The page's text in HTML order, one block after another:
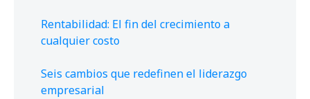
Rentabilidad: El fin del crecimiento a
cualquier costo
Seis cambios que redefinen el liderazgo
empresarial